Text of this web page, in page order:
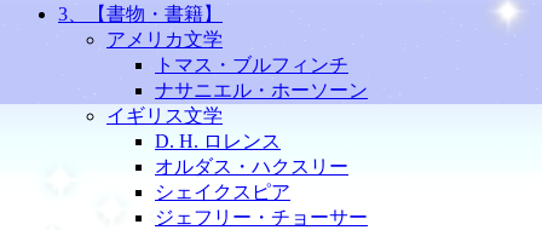
3、【書物・書籍】
アメリカ文学
トマス・ブルフィンチ
ナサニエル・ホーソーン
イギリス文学
D. H. ロレンス
オルダス・ハクスリー
シェイクスピア
ジェフリー・チョーサー